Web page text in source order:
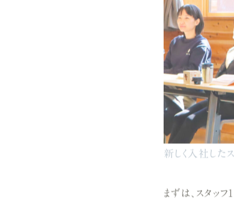
新しく入社した
まずは、スタッ